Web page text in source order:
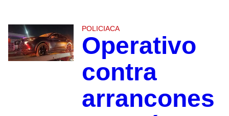
POLICIACA
Operativo
contra
arrancones